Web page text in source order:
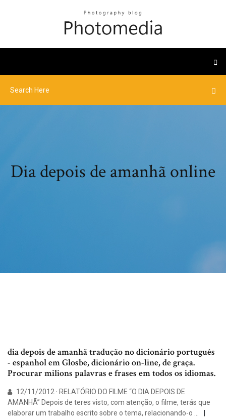
Dia depois de amanhã online
dia depois de amanhã tradução no dicionário português
- espanhol em Glosbe, dicionário on-line, de graça.
Procurar milions palavras e frases em todos os idiomas.
12/11/2012 · RELATÓRIO DO FILME “O DIA DEPOIS DE
AMANHÃ” Depois de teres visto, com atenção, o filme, terás que
elaborar um trabalho escrito sobre o tema, relacionando-o …